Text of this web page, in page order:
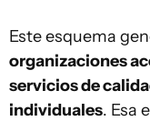
Este esquema
organizaciones
servicios de
individuales. Esa